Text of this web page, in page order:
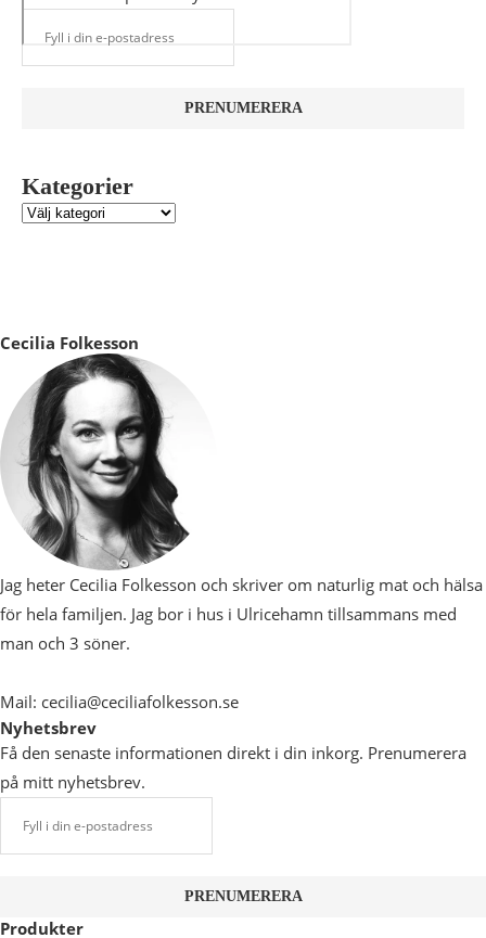
Kategorier
Cecilia Folkesson
Jag heter Cecilia Folkesson och skriver om naturlig mat och hälsa
för hela familjen. Jag bor i hus i Ulricehamn tillsammans med
man och 3 söner.
Mail: cecilia@ceciliafolkesson.se
Nyhetsbrev
Få den senaste informationen direkt i din inkorg. Prenumerera
på mitt nyhetsbrev.
Produkter